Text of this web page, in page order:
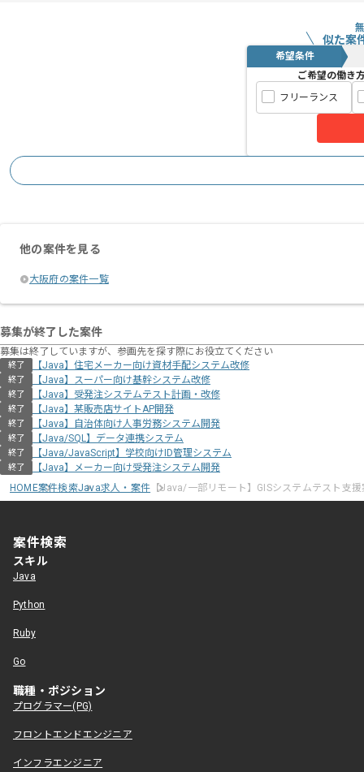
似た案
希望条件
ご希望の働き
フリーランス
他の案件を見る
大阪府の案件一覧
募集が終了した案件
募集は終了していますが、参画先を探す際にお役立てください
終了 【Java】住宅メーカー向け資材⼿配システム改修
終了 【Java】スーパー向け基幹システム改修
終了 【Java】受発注システムテスト計画・改修
終了 【Java】某販売店サイトAP開発
終了 【Java】自治体向け人事労務システム開発
終了 【Java/SQL】データ連携システム
終了 【Java/JavaScript】学校向けID管理システム
終了
【Java】メーカー向け受発注システム開発
HOME案件検索Java求人・案件 【Java/一部リモート】GISシステムテスト支援
案件検索
スキル
Java
Python
Ruby
Go
職種・ポジション
プログラマー(PG)
フロントエンドエンジニア
インフラエンジニア